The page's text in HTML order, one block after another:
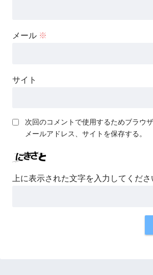
メール ※
サイト
次回のコメントで使用するためブラウ
メールアドレス、サイトを保存する。
上に表示された文字を入力してくださ